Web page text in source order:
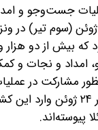
جست‌وجو و
زمین‌لرزه ویرانگر ۲۴ ژوئن
و نجات و
مشارکت در
زمین‌لرزه‌های ویرانگر ۲۴
پیوسته‌اند.